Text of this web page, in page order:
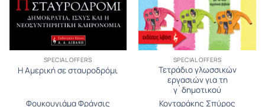
SPECIAL OFFERS
Η Αμερική σε σταυροδρόμι
Φουκουγιάμα Φράνσις
SPECIAL OFFERS
Τετράδιο γλωσσικών
εργασιών για τη
γ`δημοτικού
Κονταράκης Σπύρος